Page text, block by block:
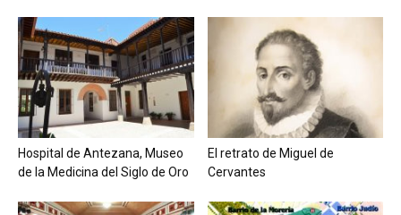
Hospital de Antezana, Museo
de la Medicina del Siglo de Oro
El retrato de Miguel de
Cervantes